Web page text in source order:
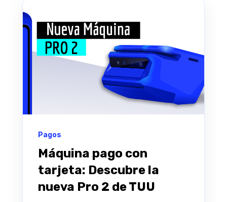
Pagos
Máquina pago con
tarjeta: Descubre la
nueva Pro 2 de TUU